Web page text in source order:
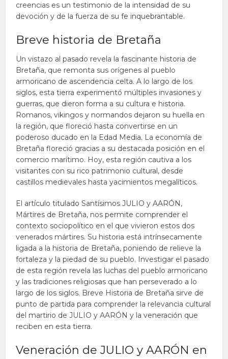
creencias es un testimonio de la intensidad de su
devoción y de la fuerza de su fe inquebrantable.
Breve historia de Bretaña
Un vistazo al pasado revela la fascinante historia de
Bretaña, que remonta sus orígenes al pueblo
armoricano de ascendencia celta. A lo largo de los
siglos, esta tierra experimentó múltiples invasiones y
guerras, que dieron forma a su cultura e historia.
Romanos, vikingos y normandos dejaron su huella en
la región, que floreció hasta convertirse en un
poderoso ducado en la Edad Media. La economía de
Bretaña floreció gracias a su destacada posición en el
comercio marítimo. Hoy, esta región cautiva a los
visitantes con su rico patrimonio cultural, desde
castillos medievales hasta yacimientos megalíticos.
El artículo titulado Santísimos JULIO y AARÓN,
Mártires de Bretaña, nos permite comprender el
contexto sociopolítico en el que vivieron estos dos
venerados mártires. Su historia está intrínsecamente
ligada a la historia de Bretaña, poniendo de relieve la
fortaleza y la piedad de su pueblo. Investigar el pasado
de esta región revela las luchas del pueblo armoricano
y las tradiciones religiosas que han perseverado a lo
largo de los siglos. Breve Historia de Bretaña sirve de
punto de partida para comprender la relevancia cultural
del martirio de JULIO y AARÓN y la veneración que
reciben en esta tierra.
Veneración de JULIO y AARÓN en